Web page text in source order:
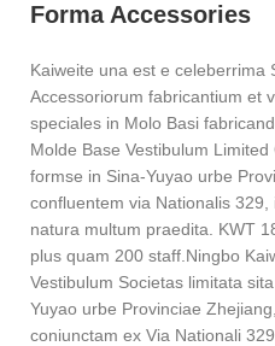
Forma Accessories
Kaiweite una est e celeberrima
Accessoriorum fabricantium et
speciales in Molo Basi
Molde Base Vestibulum
formse in Sina-Yuyao urbe
confluentem via Nationalis
natura multum praedita. KWT
plus quam 200 staff.Ningbo
Vestibulum Societas limitata
Yuyao urbe Provinciae
coniunctam ex Via Nationali